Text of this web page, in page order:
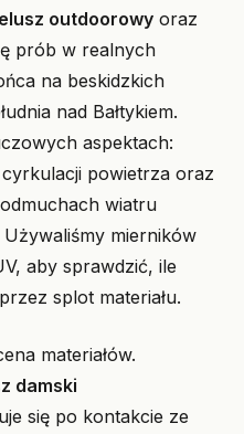
outdoorowy oraz
prób w realnych
na beskidzkich
nad Bałtykiem.
aspektach:
powietrza oraz
wiatru
mierników
aby sprawdzić, ile
splot materiału.
materiałów.
damski
się po kontakcie ze